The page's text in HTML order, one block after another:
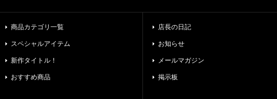
商品カテゴリ一覧
スペシャルアイテム
新作タイトル！
おすすめ商品
店長の日記
お知らせ
メールマガジン
掲示板